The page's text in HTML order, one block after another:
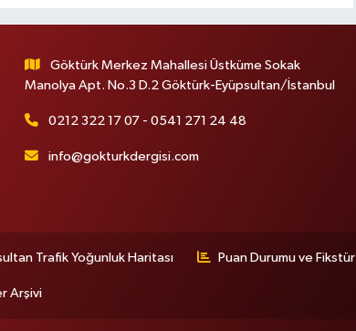
Göktürk Merkez Mahallesi Üstküme Sokak
Manolya Apt. No.3 D.2 Göktürk-Eyüpsultan/İstanbul
0212 322 17 07 - 0541 271 24 48
info@gokturkdergisi.com
Trafik Yoğunluk Haritası Puan Durumu ve Fikstür
Arşivi